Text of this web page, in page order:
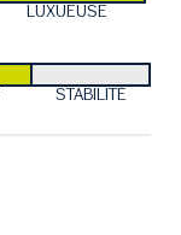
LUXUEUSE
STABILITÉ